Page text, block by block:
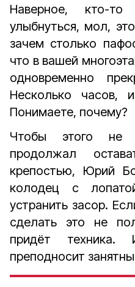
Наверное, кто-
улыбнуться, мол,
зачем столько
что в вашей
одновременно
Несколько часов,
Понимаете, почему?
Чтобы этого не
продолжал
крепостью, Юрий
колодец с
устранить засор.
сделать это не
придёт техника.
преподносит